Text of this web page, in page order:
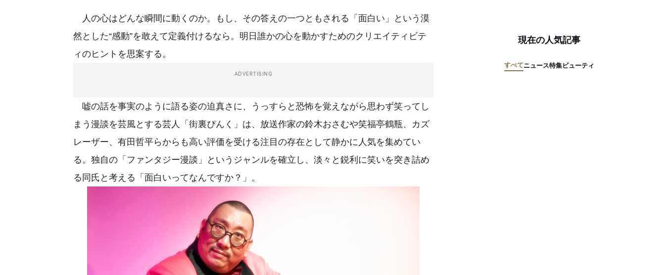
人の心はどんな瞬間に動くのか。もし、その答えの一つともされる「面白い」という漠
然とした“感動”を敢えて定義付けるなら。明日誰かの心を動かすためのクリエイティビテ
ィのヒントを思案する。
ADVERTISING
嘘の話を事実のように語る姿の迫真さに、うっすらと恐怖を覚えながら思わず笑ってし
まう漫談を芸風とする芸人「街裏ぴんく」は、放送作家の鈴木おさむや笑福亭鶴瓶、カズ
レーザー、有田哲平らからも高い評価を受ける注目の存在として静かに人気を集めてい
る。独自の「ファンタジー漫談」というジャンルを確立し、淡々と鋭利に笑いを突き詰め
る同氏と考える「面白いってなんですか？」。
現在の人気記事
すべてニュース特集ビューティ